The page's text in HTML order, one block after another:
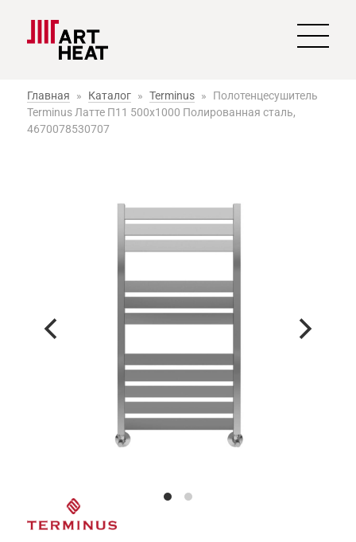
Главная » Каталог » Terminus »
Полотенцесушитель
Terminus Латте П11 500х1000 Полированная сталь,
4670078530707